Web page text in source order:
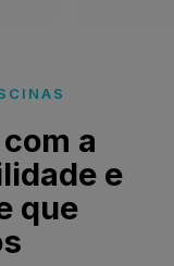
a
e
que